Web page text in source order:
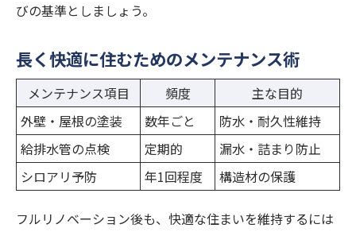
びの基準としましょう。
長く快適に住むためのメンテナンス術
メンテナンス項目 頻度
主な目的
外壁・屋根の塗装
数年ごと
防水・耐久性維持
給排水管の点検
定期的
漏水・詰まり防止
シロアリ予防
年1回程度 構造材の保護
フルリノベーション後も、快適な住まいを維持するには